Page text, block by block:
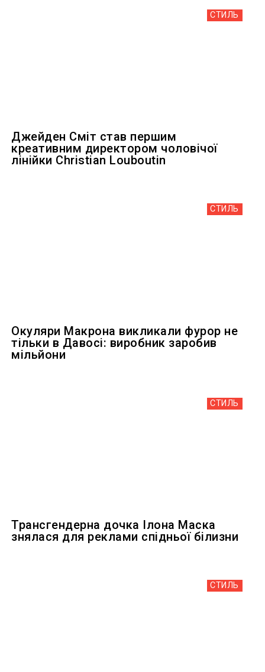
СТИЛЬ
Джейден Сміт став першим
креативним директором чоловічої
лінійки Christian Louboutin
СТИЛЬ
Окуляри Макрона викликали фурор не
тільки в Давосі: виробник заробив
мільйони
СТИЛЬ
Трансгендерна дочка Ілона Маска
знялася для реклами спідньої білизни
СТИЛЬ